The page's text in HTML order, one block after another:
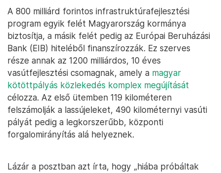
A 800 milliárd forintos infrastruktúrafejlesztési
program egyik felét Magyarország kormánya
biztosítja, a másik felét pedig az Európai Beruházási
Bank (EIB) hiteléből finanszírozzák. Ez szerves
része annak az 1200 milliárdos, 10 éves
vasútfejlesztési csomagnak, amely a magyar
kötöttpályás közlekedés komplex megújítását
célozza. Az első ütemben 119 kilométeren
felszámolják a lassújeleket, 490 kilométernyi vasúti
pályát pedig a legkorszerűbb, központi
forgalomirányítás alá helyeznek.
Lázár a posztban azt írta, hogy „hiába próbáltak